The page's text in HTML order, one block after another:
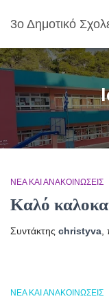
3ο Δημοτικό
ΝΈΑ ΚΑΙ ΑΝΑΚΟΙΝΏΣΕΙΣ
Καλό
Συντάκτης christyva
ΝΈΑ ΚΑΙ ΑΝΑΚΟΙΝΏΣΕΙΣ